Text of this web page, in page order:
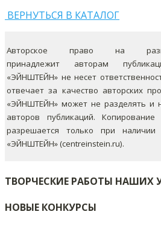
ВЕРНУТЬСЯ В КАТАЛОГ
Авторское право на
принадлежит авторам
«ЭЙНШТЕЙН» не несет
отвечает за качество авторских
«ЭЙНШТЕЙН» может не разделять и
авторов публикаций. Копирование
разрешается только при
«ЭЙНШТЕЙН» (centreinstein.ru).
ТВОРЧЕСКИЕ РАБОТЫ НАШИХ
НОВЫЕ КОНКУРСЫ